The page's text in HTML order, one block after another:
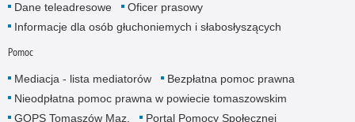
Dane teleadresowe
Oficer prasowy
Informacje dla osób głuchoniemych i słabosłyszących
Pomoc
Mediacja - lista mediatorów
Bezpłatna pomoc prawna
Nieodpłatna pomoc prawna w powiecie tomaszowskim
GOPS Tomaszów Maz.
Portal Pomocy Społecznej